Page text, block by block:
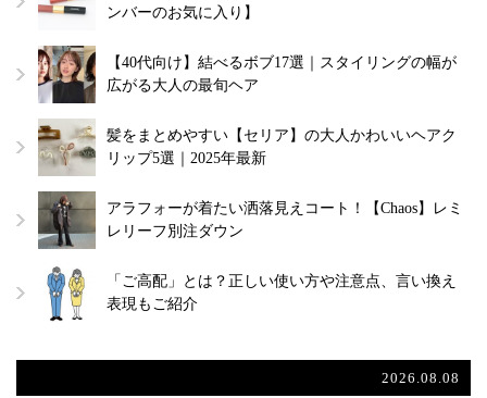
ンバーのお気に入り】
【40代向け】結べるボブ17選｜スタイリングの幅が
広がる大人の最旬ヘア
髪をまとめやすい【セリア】の大人かわいいヘアク
リップ5選｜2025年最新
アラフォーが着たい洒落見えコート！【Chaos】レミ
レリーフ別注ダウン
「ご高配」とは？正しい使い方や注意点、言い換え
表現もご紹介
2026.08.08